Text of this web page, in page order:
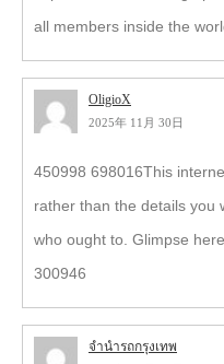
all members inside the
OligioX
2025年 11月 30日
450998 698016This
rather than the details you
who ought to. Glimpse
300946
จำนำรถกรุงเทพ